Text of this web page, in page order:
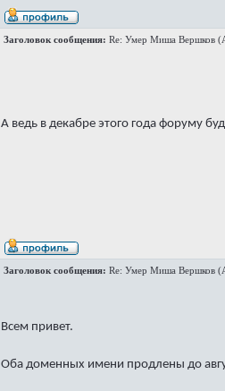
Заголовок сообщения: Re: Умер Миша Вершков
А ведь в декабре этого года форуму
Заголовок сообщения: Re: Умер Миша Вершков
Всем привет.
Оба доменных имени продлены до